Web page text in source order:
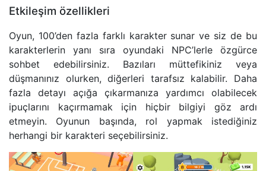
Etkileşim özellikleri
Oyun, 100’den fazla farklı karakter sunar ve siz de bu
karakterlerin yanı sıra oyundaki NPC’lerle özgürce
sohbet edebilirsiniz. Bazıları müttefikiniz veya
düşmanınız olurken, diğerleri tarafsız kalabilir. Daha
fazla detayı açığa çıkarmanıza yardımcı olabilecek
ipuçlarını kaçırmamak için hiçbir bilgiyi göz ardı
etmeyin. Oyunun başında, rol yapmak istediğiniz
herhangi bir karakteri seçebilirsiniz.